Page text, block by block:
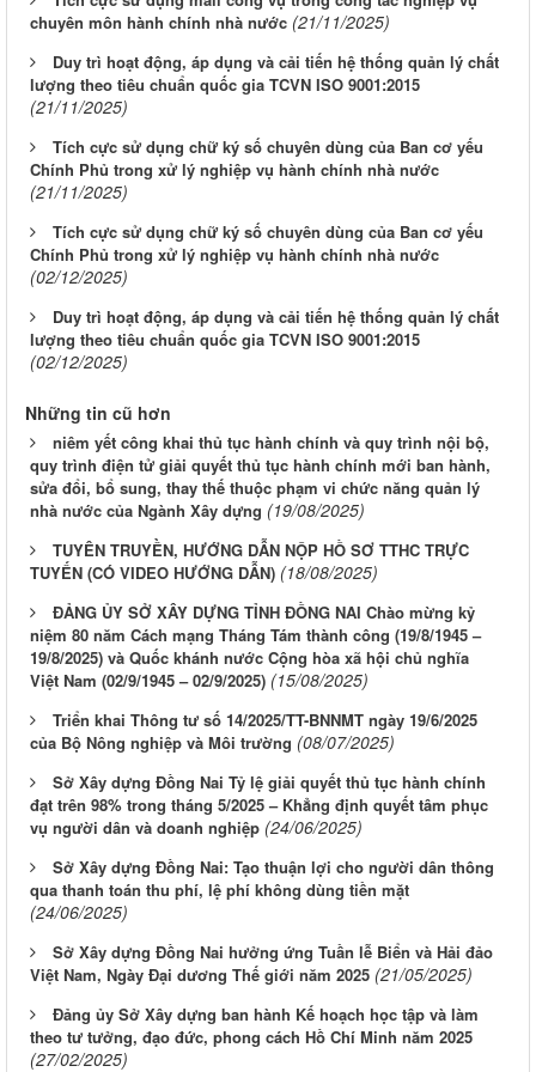
chuyên môn hành chính nhà nước (21/11/2025)
Duy trì hoạt động, áp dụng và cải tiến hệ thống quản lý chất
lượng theo tiêu chuẩn quốc gia TCVN ISO 9001:2015
(21/11/2025)
Tích cực sử dụng chữ ký số chuyên dùng của Ban cơ yếu
Chính Phủ trong xử lý nghiệp vụ hành chính nhà nước
(21/11/2025)
Tích cực sử dụng chữ ký số chuyên dùng của Ban cơ yếu
Chính Phủ trong xử lý nghiệp vụ hành chính nhà nước
(02/12/2025)
Duy trì hoạt động, áp dụng và cải tiến hệ thống quản lý chất
lượng theo tiêu chuẩn quốc gia TCVN ISO 9001:2015
(02/12/2025)
Những tin cũ hơn
niêm yết công khai thủ tục hành chính và quy trình nội bộ,
quy trình điện tử giải quyết thủ tục hành chính mới ban hành,
sửa đổi, bổ sung, thay thế thuộc phạm vi chức năng quản lý
nhà nước của Ngành Xây dựng (19/08/2025)
TUYÊN TRUYỀN, HƯỚNG DẪN NỘP HỒ SƠ TTHC TRỰC
TUYẾN (CÓ VIDEO HƯỚNG DẪN) (18/08/2025)
ĐẢNG ỦY SỞ XÂY DỰNG TỈNH ĐỒNG NAI Chào mừng kỷ
niệm 80 năm Cách mạng Tháng Tám thành công (19/8/1945 –
19/8/2025) và Quốc khánh nước Cộng hòa xã hội chủ nghĩa
Việt Nam (02/9/1945 – 02/9/2025) (15/08/2025)
Triển khai Thông tư số 14/2025/TT-BNNMT ngày 19/6/2025
của Bộ Nông nghiệp và Môi trường (08/07/2025)
Sở Xây dựng Đồng Nai Tỷ lệ giải quyết thủ tục hành chính
đạt trên 98% trong tháng 5/2025 – Khẳng định quyết tâm phục
vụ người dân và doanh nghiệp (24/06/2025)
Sở Xây dựng Đồng Nai: Tạo thuận lợi cho người dân thông
qua thanh toán thu phí, lệ phí không dùng tiền mặt
(24/06/2025)
Sở Xây dựng Đồng Nai hưởng ứng Tuần lễ Biển và Hải đảo
Việt Nam, Ngày Đại dương Thế giới năm 2025 (21/05/2025)
Đảng ủy Sở Xây dựng ban hành Kế hoạch học tập và làm
theo tư tưởng, đạo đức, phong cách Hồ Chí Minh năm 2025
(27/02/2025)